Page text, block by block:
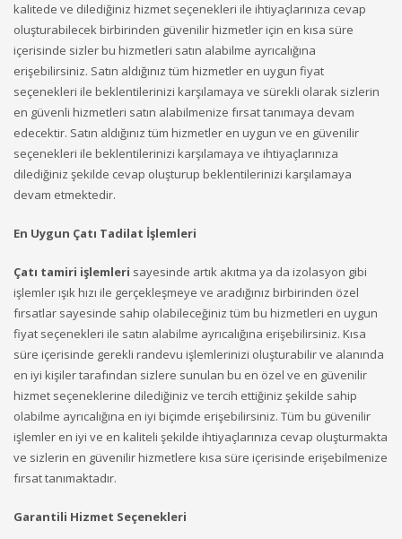
kalitede ve dilediğiniz hizmet seçenekleri ile ihtiyaçlarınıza cevap
oluşturabilecek birbirinden güvenilir hizmetler için en kısa süre
içerisinde sizler bu hizmetleri satın alabilme ayrıcalığına
erişebilirsiniz. Satın aldığınız tüm hizmetler en uygun fiyat
seçenekleri ile beklentilerinizi karşılamaya ve sürekli olarak sizlerin
en güvenli hizmetleri satın alabilmenize fırsat tanımaya devam
edecektir. Satın aldığınız tüm hizmetler en uygun ve en güvenilir
seçenekleri ile beklentilerinizi karşılamaya ve ihtiyaçlarınıza
dilediğiniz şekilde cevap oluşturup beklentilerinizi karşılamaya
devam etmektedir.
En Uygun Çatı Tadilat İşlemleri
Çatı tamiri işlemleri sayesinde artık akıtma ya da izolasyon gibi
işlemler ışık hızı ile gerçekleşmeye ve aradığınız birbirinden özel
fırsatlar sayesinde sahip olabileceğiniz tüm bu hizmetleri en uygun
fiyat seçenekleri ile satın alabilme ayrıcalığına erişebilirsiniz. Kısa
süre içerisinde gerekli randevu işlemlerinizi oluşturabilir ve alanında
en iyi kişiler tarafından sizlere sunulan bu en özel ve en güvenilir
hizmet seçeneklerine dilediğiniz ve tercih ettiğiniz şekilde sahip
olabilme ayrıcalığına en iyi biçimde erişebilirsiniz. Tüm bu güvenilir
işlemler en iyi ve en kaliteli şekilde ihtiyaçlarınıza cevap oluşturmakta
ve sizlerin en güvenilir hizmetlere kısa süre içerisinde erişebilmenize
fırsat tanımaktadır.
Garantili Hizmet Seçenekleri